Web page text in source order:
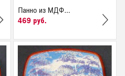
Панно из МДФ...
469 руб.